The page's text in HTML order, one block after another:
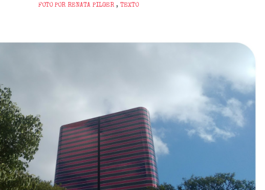
FOTO POR RENATA PILGER , TEXTO